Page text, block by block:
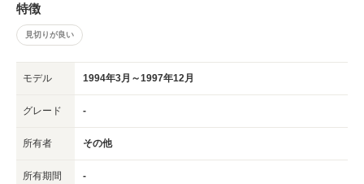
特徴
見切りが良い
モデル 1994年3月～1997年12月
グレード -
所有者 その他
所有期間 -